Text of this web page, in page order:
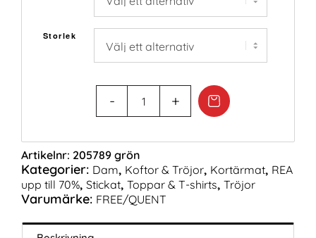
Storlek
Artikelnr: 205789 grön
Kategorier: Dam, Koftor & Tröjor, Kortärmat, REA
upp till 70%, Stickat, Toppar & T-shirts, Tröjor
Varumärke: FREE/QUENT